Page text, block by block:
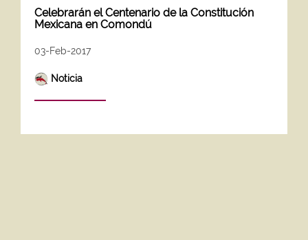
Celebrarán el Centenario de la Constitución
Mexicana en Comondú
03-Feb-2017
Noticia